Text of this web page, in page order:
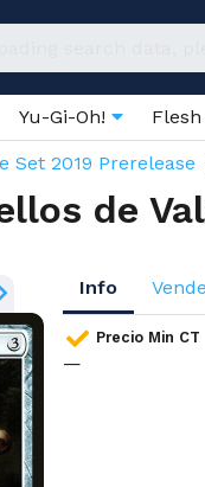
Yu-Gi-Oh!
Set 2019 Prerelease
de
Info Vende
Precio Min CT
—